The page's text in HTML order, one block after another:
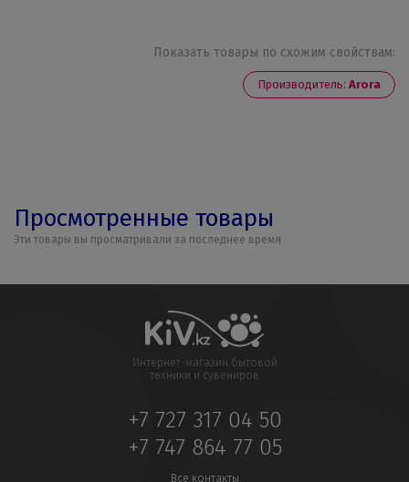
Показать товары по схожим свойствам:
Производитель: Arora
Просмотренные товары
Эти товары вы просматривали за последнее время
Интернет-магазин бытовой
техники и сувениров
+7 727 317 04 50
+7 747 864 77 05
Все контакты